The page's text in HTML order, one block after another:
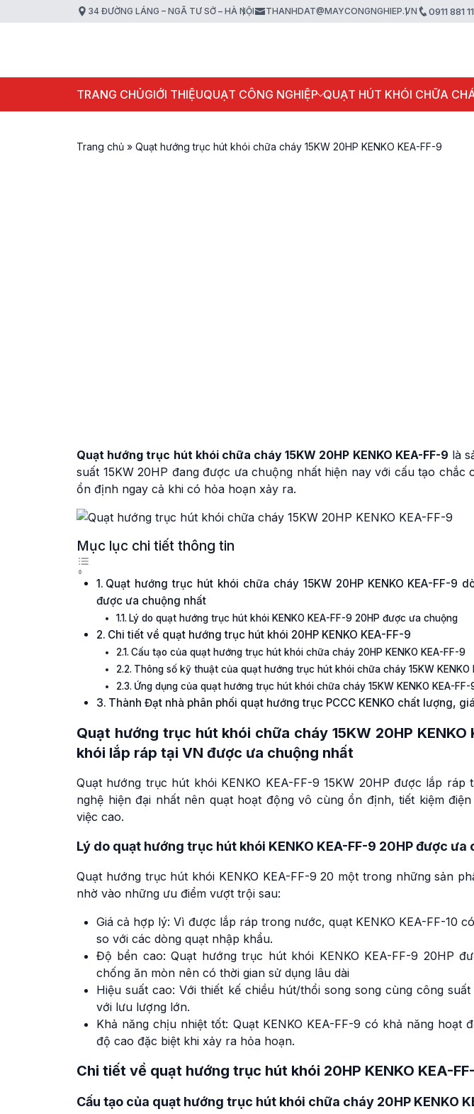
34 ĐƯỜNG LÁNG – NGÃ TƯ SỞ – HÀ NỘI THANHDAT@MAYCONGNGHIEP.VN 0911 881
TRANG CHỦGIỚI THIỆUQUẠT CÔNG NGHIỆP QUẠT HÚT KHÓI CHỮA
Trang chủ » Quạt hướng trục hút khói chữa cháy 15KW 20HP KENKO KEA-FF-9
Quạt hướng trục hút khói chữa cháy 15KW 20HP KENKO KEA-FF-9 là
suất 15KW 20HP đang được ưa chuộng nhất hiện nay với cấu tạo chắc
ổn định ngay cả khi có hỏa hoạn xảy ra.
Mục lục chi tiết thông tin
Quạt hướng trục hút khói chữa cháy 15KW 20HP KENKO KEA-FF-9
được ưa chuộng nhất
Lý do quạt hướng trục hút khói KENKO KEA-FF-9 20HP được ưa chuộng
Chi tiết về quạt hướng trục hút khói 20HP KENKO KEA-FF-9
Cấu tạo của quạt hướng trục hút khói chữa cháy 20HP KENKO KEA-FF-9
Thông số kỹ thuật của quạt hướng trục hút khói chữa cháy 15KW KENKO
Ứng dụng của quạt hướng trục hút khói chữa cháy 15KW KENKO KEA-FF-
Thành Đạt nhà phân phối quạt hướng trục PCCC KENKO chất lượng,
Quạt hướng trục hút khói chữa cháy 15KW 20HP
khói lắp ráp tại VN được ưa chuộng nhất
Quạt hướng trục hút khói KENKO KEA-FF-9 15KW 20HP được lắp ráp
nghệ hiện đại nhất nên quạt hoạt động vô cùng ổn định, tiết kiệm
việc cao.
Lý do quạt hướng trục hút khói KENKO KEA-FF-9 20HP được ưa
Quạt hướng trục hút khói KENKO KEA-FF-9 20 một trong những sản
nhờ vào những ưu điểm vượt trội sau:
Giá cả hợp lý: Vì được lắp ráp trong nước, quạt KENKO KEA-FF-10
so với các dòng quạt nhập khẩu.
Độ bền cao: Quạt hướng trục hút khói KENKO KEA-FF-9 20HP
chống ăn mòn nên có thời gian sử dụng lâu dài
Hiệu suất cao: Với thiết kế chiều hút/thổi song song cùng công
với lưu lượng lớn.
Khả năng chịu nhiệt tốt: Quạt KENKO KEA-FF-9 có khả năng hoạt
độ cao đặc biệt khi xảy ra hỏa hoạn.
Chi tiết về quạt hướng trục hút khói 20HP KENKO KEA-
Cấu tạo của quạt hướng trục hút khói chữa cháy 20HP KENKO